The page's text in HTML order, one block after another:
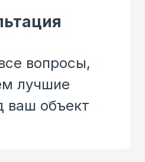
вопросы,
лучшие
ваш объект